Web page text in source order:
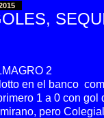
2
en el banco
1 a 0 con gol
pero